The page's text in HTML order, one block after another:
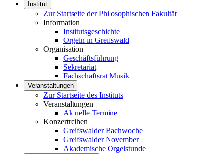
Institut
Zur Startseite der Philosophischen Fakultät
Information
Institutsgeschichte
Orgeln in Greifswald
Organisation
Geschäftsführung
Sekretariat
Fachschaftsrat Musik
Veranstaltungen
Zur Startseite des Instituts
Veranstaltungen
Aktuelle Termine
Konzertreihen
Greifswalder Bachwoche
Greifswalder November
Akademische Orgelstunde